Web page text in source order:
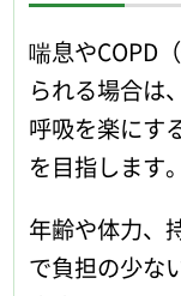
喘息やCOPD
られる場合は
呼吸を楽にす
を目指します。
年齢や体力、
で負担の少な